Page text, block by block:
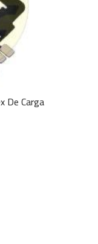
De Carga